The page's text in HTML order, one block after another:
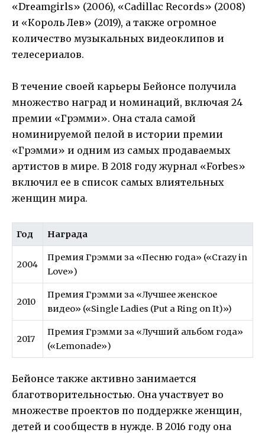
«Dreamgirls» (2006), «Cadillac Records» (2008)
и «Король Лев» (2019), а также огромное
количество музыкальных видеоклипов и
телесериалов.
В течение своей карьеры Бейонсе получила
множество наград и номинаций, включая 24
премии «Грэмми». Она стала самой
номинируемой пелой в истории премии
«Грэмми» и одним из самых продаваемых
артистов в мире. В 2018 году журнал «Forbes»
включил ее в список самых влиятельных
женщин мира.
Год Награда
2004
Премия Грэмми за «Песню года» («Crazy in
Love»)
2010
Премия Грэмми за «Лучшее женское
видео» («Single Ladies (Put a Ring on It)»)
2017
Премия Грэмми за «Лучший альбом года»
(«Lemonade»)
Бейонсе также активно занимается
благотворительностью. Она участвует во
множестве проектов по поддержке женщин,
детей и сообществ в нужде. В 2016 году она